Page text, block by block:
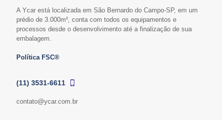
A Ycar está localizada em São Bernardo do Campo-SP, em um
prédio de 3.000m², conta com todos os equipamentos e
processos desde o desenvolvimento até a finalização de sua
embalagem.
Política FSC®
(11) 3531-6611
contato@ycar.com.br